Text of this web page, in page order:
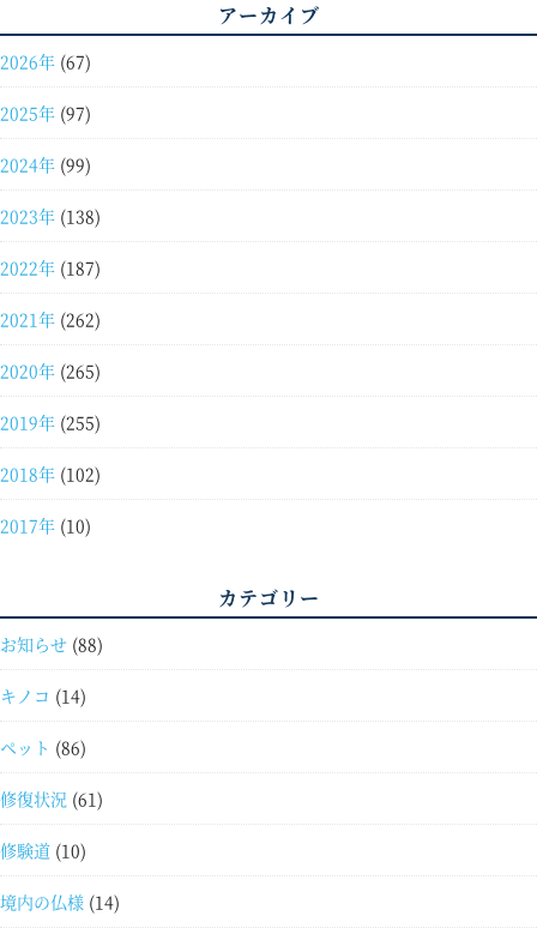
アーカイブ
2026年 (67)
2025年 (97)
2024年 (99)
2023年 (138)
2022年 (187)
2021年 (262)
2020年 (265)
2019年 (255)
2018年 (102)
2017年 (10)
カテゴリー
お知らせ (88)
キノコ (14)
ペット (86)
修復状況 (61)
修験道 (10)
境内の仏様 (14)